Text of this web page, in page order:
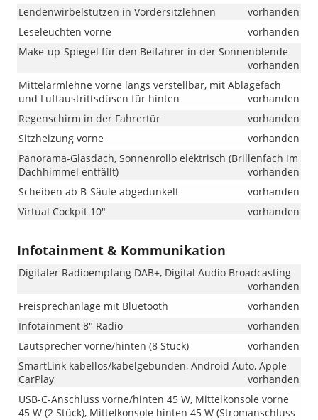
Lendenwirbelstützen in Vordersitzlehnen
vorhanden
Leseleuchten vorne
vorhanden
Make-up-Spiegel für den Beifahrer in der Sonnenblende
vorhanden
Mittelarmlehne vorne längs verstellbar, mit Ablagefach
und Luftaustrittsdüsen für hinten
vorhanden
Regenschirm in der Fahrertür
vorhanden
Sitzheizung vorne
vorhanden
Panorama-Glasdach, Sonnenrollo elektrisch (Brillenfach im
Dachhimmel entfällt)
vorhanden
Scheiben ab B-Säule abgedunkelt
vorhanden
Virtual Cockpit 10"
vorhanden
Infotainment & Kommunikation
Digitaler Radioempfang DAB+, Digital Audio Broadcasting
vorhanden
Freisprechanlage mit Bluetooth
vorhanden
Infotainment 8" Radio
vorhanden
Lautsprecher vorne/hinten (8 Stück)
vorhanden
SmartLink kabellos/kabelgebunden, Android Auto, Apple
CarPlay
vorhanden
USB-C-Anschluss vorne/hinten 45 W, Mittelkonsole vorne
45 W (2 Stück), Mittelkonsole hinten 45 W (Stromanschluss